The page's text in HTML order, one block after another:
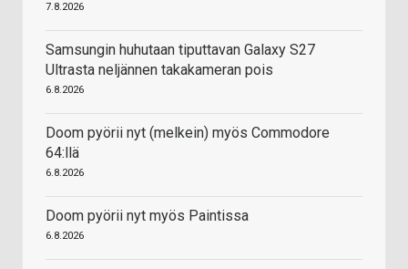
7.8.2026
Samsungin huhutaan tiputtavan Galaxy S27
Ultrasta neljännen takakameran pois
6.8.2026
Doom pyörii nyt (melkein) myös Commodore
64:llä
6.8.2026
Doom pyörii nyt myös Paintissa
6.8.2026